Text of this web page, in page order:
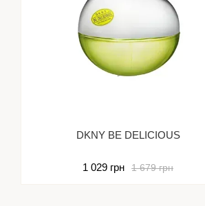
DKNY BE DELICIOUS
1 679 грн
1 029 грн